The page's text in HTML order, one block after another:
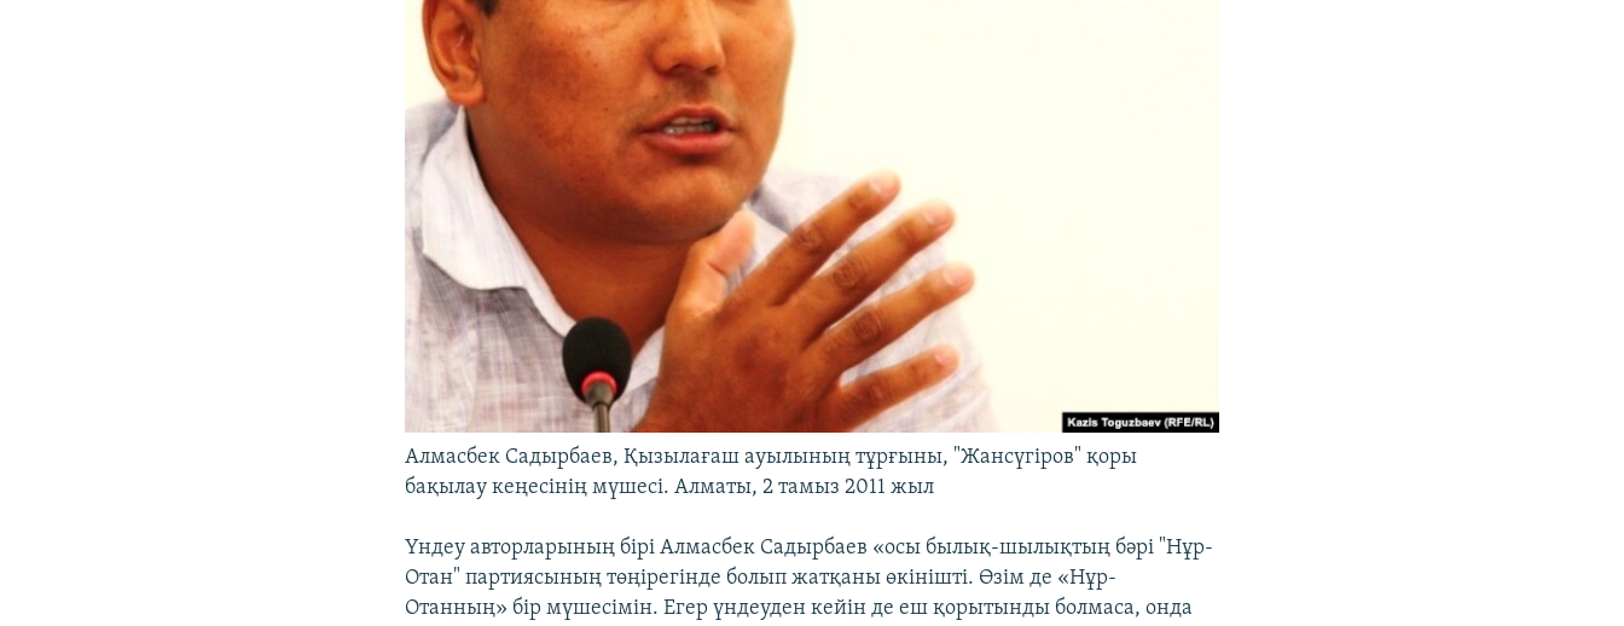
Алмасбек Садырбаев, Қызылағаш ауылының тұрғыны, "Жансүгіров" қоры
бақылау кеңесінің мүшесі. Алматы, 2 тамыз 2011 жыл
Үндеу авторларының бірі Алмасбек Садырбаев «осы былық-шылықтың бәрі "Нұр-
Отан" партиясының төңірегінде болып жатқаны өкінішті. Өзім де «Нұр-
Отанның» бір мүшесімін. Егер үндеуден кейін де еш қорытынды болмаса, онда